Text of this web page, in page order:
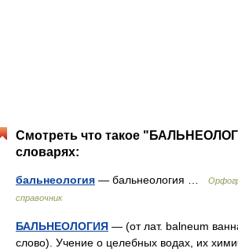
Смотреть что такое
словарях:
бальнеология — бальнеология …
справочник
БАЛЬНЕОЛОГИЯ — (от лат. balneum
слово). Учение о целебных водах, их